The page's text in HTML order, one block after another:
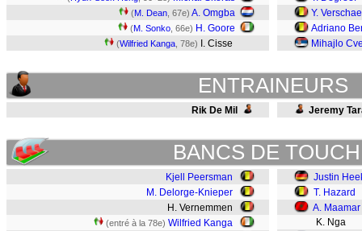
(M. Dean , 67e) A. Omgba
(M. Sonko , 66e) H. Goore
(Wilfried Kanga , 78e) I. Cisse
Y.
Adriano
Mihajlo
ENTRAINEURS
Rik De Mil Jeremy
BANCS DE
Kjell Peersman
M. Delorge-Knieper
H. Vernemmen
(entré à la 78e) Wilfried Kanga
Justin
T. Hazard
A. Maamar
K. Nga